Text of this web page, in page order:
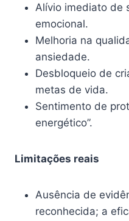
Alívio imediato de
emocional.
Melhoria na
ansiedade.
Desbloqueio de
metas de vida.
Sentimento de
energético”.
Limitações reais
Ausência de
reconhecida; a